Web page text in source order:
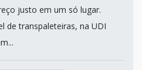
justo em um só lugar.
de transpaleteiras, na UDI